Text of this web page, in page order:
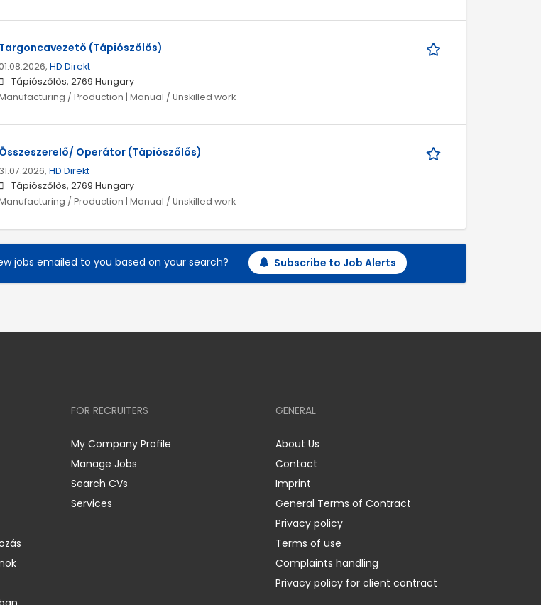
Targoncavezető (Tápiószőlős)
01.08.2026, HD Direkt
Tápiószőlős, 2769 Hungary
/ Production | Manual / Unskilled work
Összeszerelő/ Operátor (Tápiószőlős)
31.07.2026, HD Direkt
Tápiószőlős, 2769 Hungary
/ Production | Manual / Unskilled work
jobs emailed to you based on your search? Subscribe to Job Alerts
FOR RECRUITERS
My Company Profile
Manage Jobs
Search CVs
Services
GENERAL
About Us
Contact
Imprint
General Terms of Contract
Privacy policy
Terms of use
Complaints handling
Privacy policy for client contract